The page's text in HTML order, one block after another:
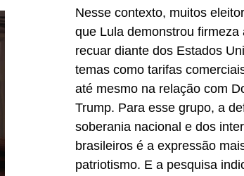
Nesse contexto, muitos
que Lula demonstrou firmeza
recuar diante dos Estados
temas como tarifas
até mesmo na relação com
Trump. Para esse grupo, a
soberania nacional e dos
brasileiros é a expressão
patriotismo. E a pesquisa